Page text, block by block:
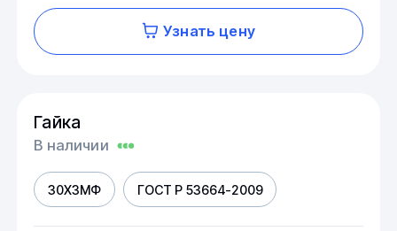
Узнать цену
Гайка
В наличии
30Х3МФ ГОСТ Р 53664-2009